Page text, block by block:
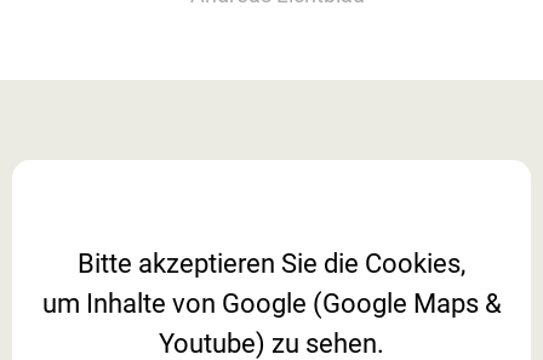
Bitte akzeptieren Sie die Cookies,
um Inhalte von Google (Google Maps &
Youtube) zu sehen.